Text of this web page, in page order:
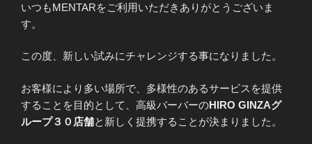
いつもMENTARをご利用いただきありがとうございま
す。
この度、新しい試みにチャレンジする事になりました。
お客様により多い場所で、多様性のあるサービスを提供
することを目的として、高級バーバーのHIRO GINZAグ
ループ３０店舗と新しく提携することが決まりました。